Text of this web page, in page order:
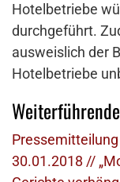
Hotelbetriebe
durchgeführt.
ausweislich der
Hotelbetriebe
30.01.2018 //